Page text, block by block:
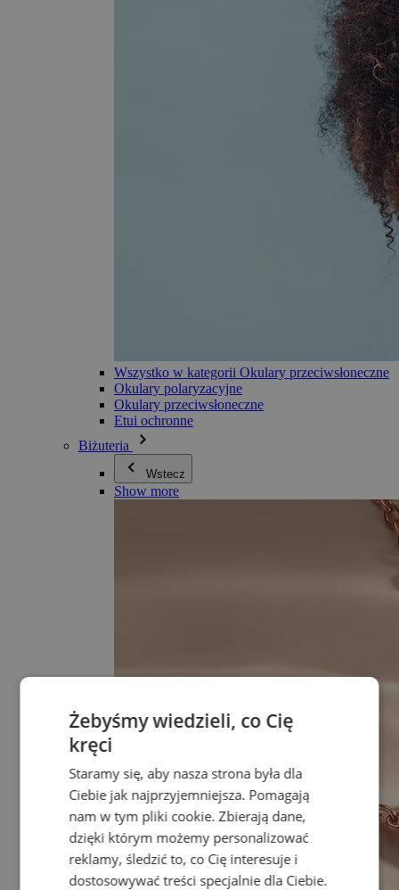
Wszystko w kategorii Okulary przeciwsłoneczne
Okulary polaryzacyjne
Okulary przeciwsłoneczne
Etui ochronne
Biżuteria
Wstecz
Show more
Żebyśmy wiedzieli, co Cię
kręci
Staramy się, aby nasza strona była dla
Ciebie jak najprzyjemniejsza. Pomagają
nam w tym pliki cookie. Zbierają dane,
dzięki którym możemy personalizować
reklamy, śledzić to, co Cię interesuje i
dostosowywać treści specjalnie dla Ciebie.